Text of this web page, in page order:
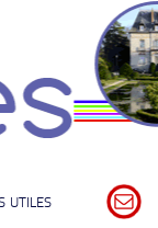
utiles